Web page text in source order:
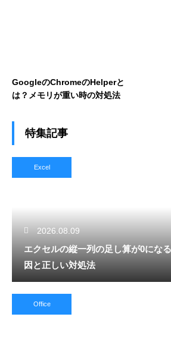
GoogleのChromeのHelperと
は？メモリが重い時の対処法
特集記事
Excel
2026.08.09
エクセルの縦一列の足し算が0にな
因と正しい対処法
Office